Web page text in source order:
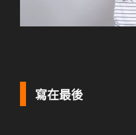
寫在最後